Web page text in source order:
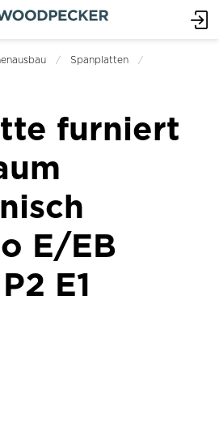
Spanplatten
furniert
E/EB
E1